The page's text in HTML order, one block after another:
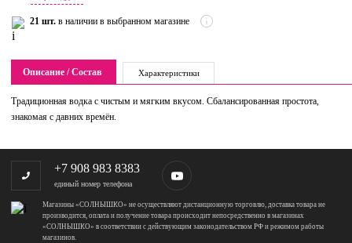
21 шт. в наличии в выбранном магазине
Описание / Состав Характеристики
Традиционная водка с чистым и мягким вкусом. Сбалансированная простота,
знакомая с давних времён.
+7 908 983 8383
единый номер телефона
Магазины «СОЛНЫШКО» не осуществляют дистанционную торговлю, доставка товара не
производится, оплата и получение товара происходит непосредственно в магазинах
«СОЛНЫШКО» в соответствии с действующим законодательством РФ и режимом работы
магазинов.